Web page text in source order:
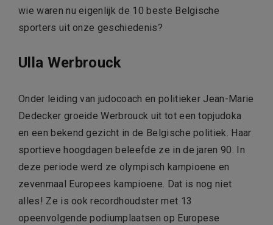
wie waren nu eigenlijk de 10 beste Belgische
sporters uit onze geschiedenis?
Ulla Werbrouck
Onder leiding van judocoach en politieker Jean-Marie
Dedecker groeide Werbrouck uit tot een topjudoka
en een bekend gezicht in de Belgische politiek. Haar
sportieve hoogdagen beleefde ze in de jaren 90. In
deze periode werd ze olympisch kampioene en
zevenmaal Europees kampioene. Dat is nog niet
alles! Ze is ook recordhoudster met 13
opeenvolgende podiumplaatsen op Europese